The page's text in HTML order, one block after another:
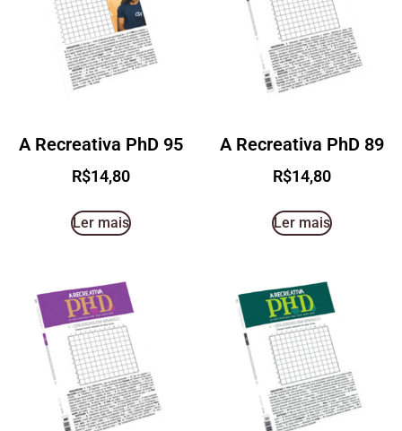
A Recreativa PhD 95
R$14,80
Ler mais
A Recreativa PhD 89
R$14,80
Ler mais